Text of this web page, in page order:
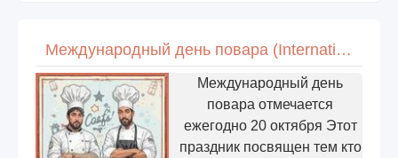
Международный день повара (International Chefs Day)
Международный день
повара отмечается
ежегодно 20 октября Этот
праздник посвящен тем кто